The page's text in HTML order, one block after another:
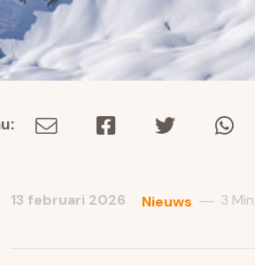
mail
13 februari 2026 Nieuws — 3